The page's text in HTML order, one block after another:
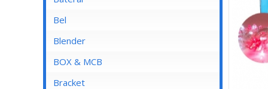
Bel
Blender
Blender Advance
Blender Cosmos
BOX & MCB
MCB
Bracket